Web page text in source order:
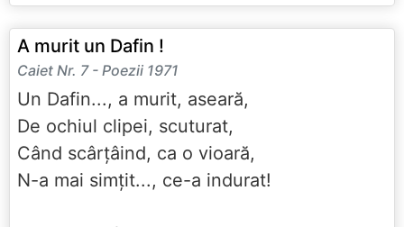
A murit un Dafin !
Caiet Nr. 7 - Poezii 1971
Un Dafin..., a murit, aseară,
De ochiul clipei, scuturat,
Când scârțâind, ca o vioară,
N-a mai simțit..., ce-a indurat!